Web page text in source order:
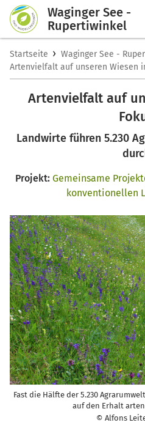
Waginger See -
Rupertiwinkel
Startseite › Waginger See -
Artenvielfalt auf unseren Wiesen
Artenvielfalt auf
Landwirte führen 5.230
Projekt: Gemeinsame
konventionellen
Fast die Hälfte der 5.230
auf den Erhalt
© Alfons